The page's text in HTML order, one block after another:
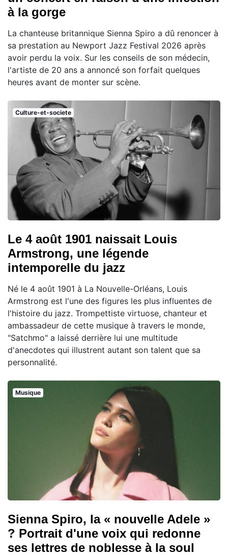
à la gorge
La chanteuse britannique Sienna Spiro a dû renoncer à
sa prestation au Newport Jazz Festival 2026 après
avoir perdu la voix. Sur les conseils de son médecin,
l'artiste de 20 ans a annoncé son forfait quelques
heures avant de monter sur scène.
Culture-et-societe
Le 4 août 1901 naissait Louis
Armstrong, une légende
intemporelle du jazz
Né le 4 août 1901 à La Nouvelle-Orléans, Louis
Armstrong est l'une des figures les plus influentes de
l'histoire du jazz. Trompettiste virtuose, chanteur et
ambassadeur de cette musique à travers le monde,
"Satchmo" a laissé derrière lui une multitude
d'anecdotes qui illustrent autant son talent que sa
personnalité.
Musique
Sienna Spiro, la « nouvelle Adele »
? Portrait d'une voix qui redonne
ses lettres de noblesse à la soul